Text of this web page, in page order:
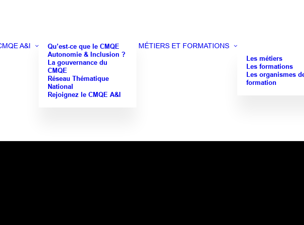
A&I
Qu’est-ce que le CMQE
Autonomie & Inclusion ?
La gouvernance du
CMQE
Réseau Thématique
National
Rejoignez le CMQE A&I
MÉTIERS ET FORMATIONS
Les métiers
Les formations
Les organismes
formation